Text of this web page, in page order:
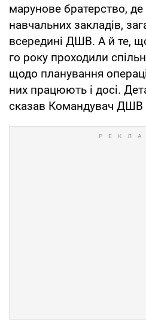
марунове братерство,
навчальних закладів,
всередині ДШВ. А й те,
го року проходили
щодо планування
них працюють і досі.
сказав Командувач ДШВ